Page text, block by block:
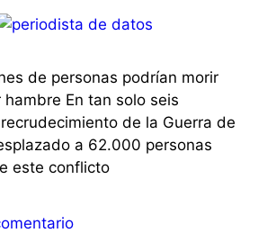
de personas podrían morir
En tan solo seis
de la Guerra de
a 62.000 personas
este conflicto